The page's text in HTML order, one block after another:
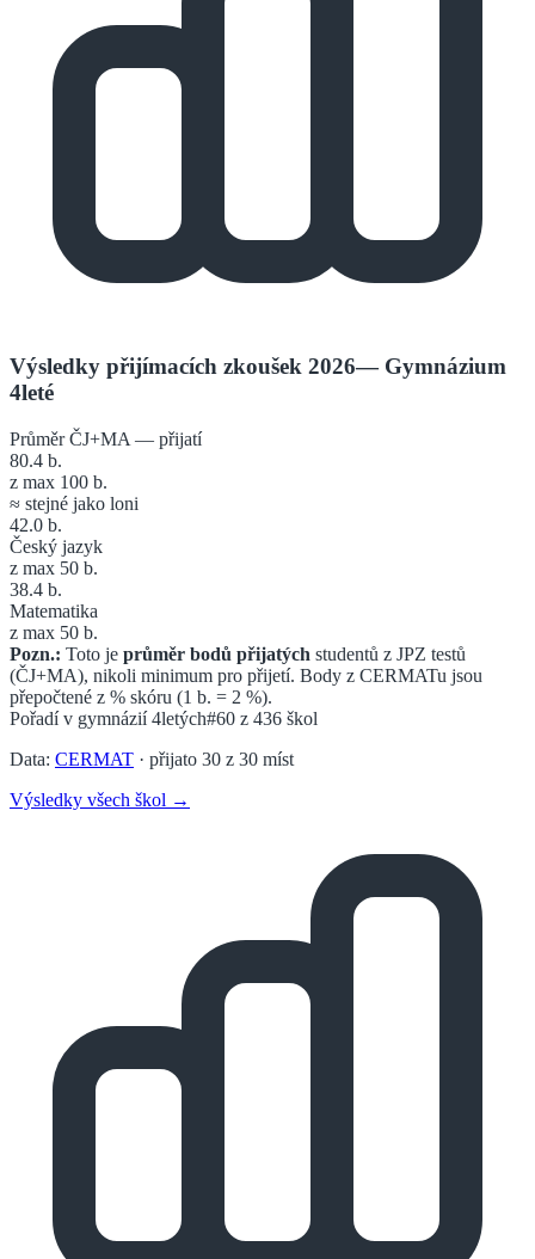
Výsledky přijímacích zkoušek 2026— Gymnázium
4leté
Průměr ČJ+MA — přijatí
80.4 b.
z max 100 b.
≈ stejné jako loni
42.0 b.
Český jazyk
z max 50 b.
38.4 b.
Matematika
z max 50 b.
Pozn.: Toto je průměr bodů přijatých studentů z JPZ testů
(ČJ+MA), nikoli minimum pro přijetí. Body z CERMATu jsou
přepočtené z % skóru (1 b. = 2 %).
Pořadí v gymnázií 4letých#60 z 436 škol
Data: CERMAT · přijato 30 z 30 míst
Výsledky všech škol →